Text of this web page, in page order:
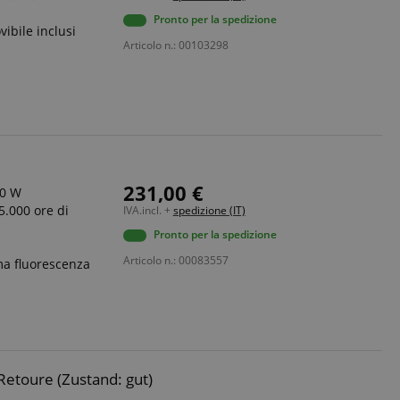
inclusi
Pronto per la spedizione
Articolo n.: 00103298
W
ore di
fluorescenza
231,00 €
IVA.incl. + spedizione (IT)
Pronto per la spedizione
Articolo n.: 00083557
(Zustand: gut)
dal servizio
le preferenze
per la gestione
user session
da dove si